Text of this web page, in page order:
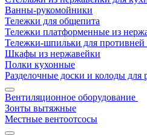
Ванны-рукомойники
Тележки для общепита
Тележки платформенные из
Тележки-шпильки для противней
Шкафы из нержавейки
Полки кухонные
Разделочные доски и колоды для
Вентиляционное оборудование
Зонты вытяжные
Местные вентоотсосы